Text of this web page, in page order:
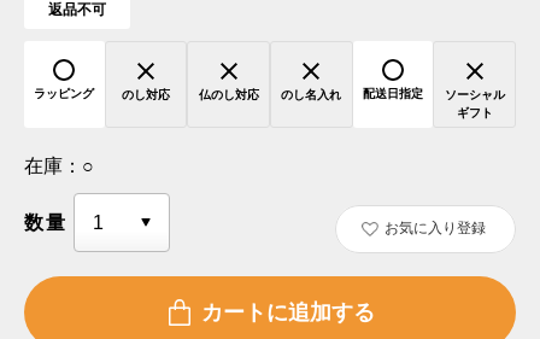
返品不可
ラッピング のし対応 仏のし対応 のし名入れ 配送日指定
ソーシャル
ギフト
在庫： ○
数量 お気に入り登録